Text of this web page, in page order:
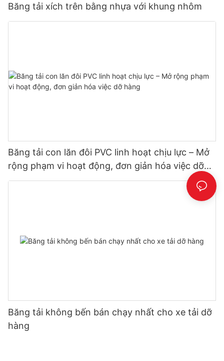
Băng tải xích trên bằng nhựa với khung nhôm
Băng tải con lăn đôi PVC linh hoạt chịu lực – Mở
rộng phạm vi hoạt động, đơn giản hóa việc dỡ
hàng
Băng tải không bến bán chạy nhất cho xe tải dỡ
hàng